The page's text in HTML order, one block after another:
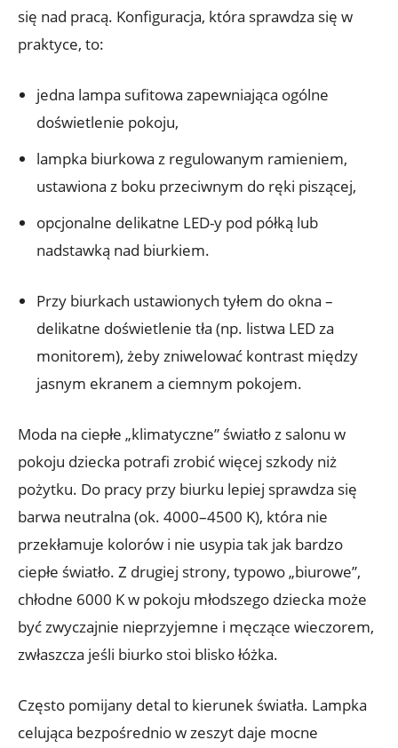
się nad pracą. Konfiguracja, która sprawdza się w
praktyce, to:
jedna lampa sufitowa zapewniająca ogólne
doświetlenie pokoju,
lampka biurkowa z regulowanym ramieniem,
ustawiona z boku przeciwnym do ręki piszącej,
opcjonalne delikatne LED-y pod półką lub
nadstawką nad biurkiem.
Przy biurkach ustawionych tyłem do okna –
delikatne doświetlenie tła (np. listwa LED za
monitorem), żeby zniwelować kontrast między
jasnym ekranem a ciemnym pokojem.
Moda na ciepłe „klimatyczne” światło z salonu w
pokoju dziecka potrafi zrobić więcej szkody niż
pożytku. Do pracy przy biurku lepiej sprawdza się
barwa neutralna (ok. 4000–4500 K), która nie
przekłamuje kolorów i nie usypia tak jak bardzo
ciepłe światło. Z drugiej strony, typowo „biurowe”,
chłodne 6000 K w pokoju młodszego dziecka może
być zwyczajnie nieprzyjemne i męczące wieczorem,
zwłaszcza jeśli biurko stoi blisko łóżka.
Często pomijany detal to kierunek światła. Lampka
celująca bezpośrednio w zeszyt daje mocne